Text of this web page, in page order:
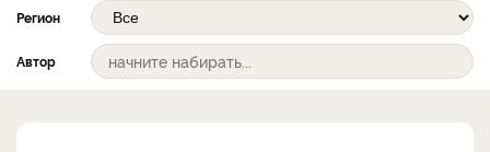
Регион
Автор